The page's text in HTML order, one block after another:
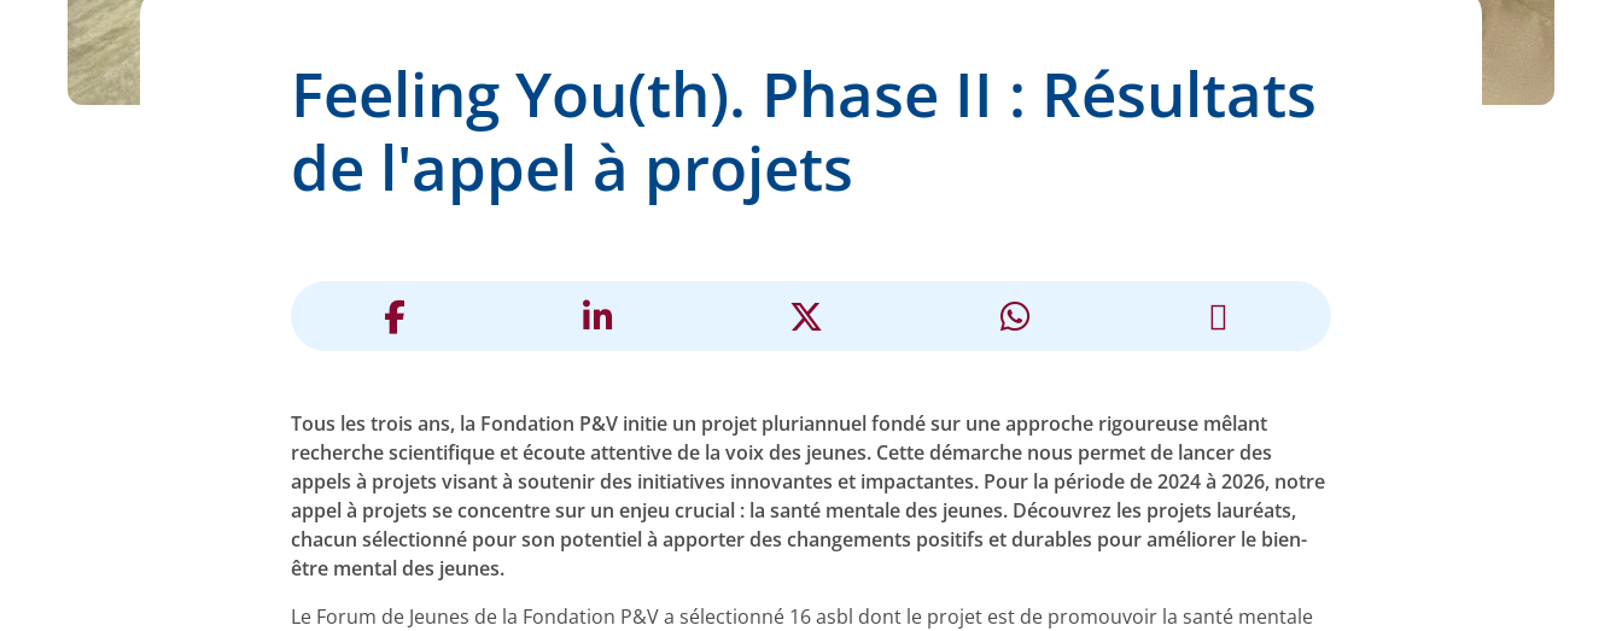
Feeling You(th). Phase II : Résultats
de l'appel à projets
Tous les trois ans, la Fondation P&V initie un projet pluriannuel fondé sur une approche rigoureuse mêlant
recherche scientifique et écoute attentive de la voix des jeunes. Cette démarche nous permet de lancer des
appels à projets visant à soutenir des initiatives innovantes et impactantes. Pour la période de 2024 à 2026, notre
appel à projets se concentre sur un enjeu crucial : la santé mentale des jeunes. Découvrez les projets lauréats,
chacun sélectionné pour son potentiel à apporter des changements positifs et durables pour améliorer le bien-
être mental des jeunes.
Le Forum de Jeunes de la Fondation P&V a sélectionné 16 asbl dont le projet est de promouvoir la santé mentale